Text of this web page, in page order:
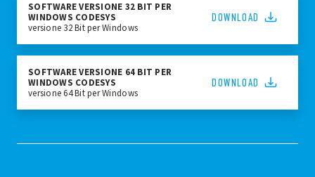
SOFTWARE VERSIONE 32 BIT PER
WINDOWS CODESYS
versione 32 Bit per Windows
DOWNLOAD
SOFTWARE VERSIONE 64 BIT PER
WINDOWS CODESYS
versione 64 Bit per Windows
DOWNLOAD